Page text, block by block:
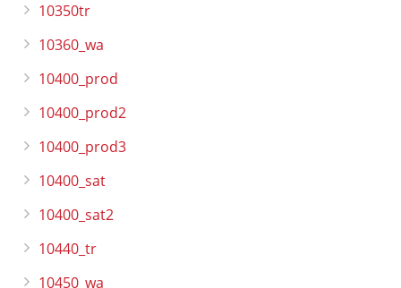
10350tr
10360_wa
10400_prod
10400_prod2
10400_prod3
10400_sat
10400_sat2
10440_tr
10450_wa